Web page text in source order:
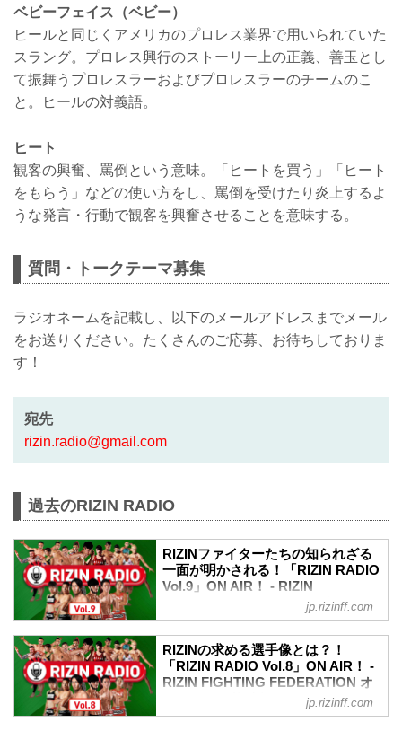
ベビーフェイス（ベビー）
ヒールと同じくアメリカのプロレス業界で用いられていた
スラング。プロレス興行のストーリー上の正義、善玉とし
て振舞うプロレスラーおよびプロレスラーのチームのこ
と。ヒールの対義語。
ヒート
観客の興奮、罵倒という意味。「ヒートを買う」「ヒート
をもらう」などの使い方をし、罵倒を受けたり炎上するよ
うな発言・行動で観客を興奮させることを意味する。
質問・トークテーマ募集
ラジオネームを記載し、以下のメールアドレスまでメール
をお送りください。たくさんのご応募、お待ちしておりま
す！
宛先
rizin.radio@gmail.com
過去のRIZIN RADIO
RIZINファイターたちの知られざる
一面が明かされる！「RIZIN RADIO
Vol.9」ON AIR！ - RIZIN
FIGHTING FEDERATION オフィシ
ャルサイト
RIZIN広報事業部長 笹原圭一とプロレス
格闘技メルマガ Dropkickチャンネルのジ
ャン斉藤氏がお贈りする、RIZINの
Youtubeラジオ番組「RIZIN RADIO」。そ
の時に起きている格闘技の話題や過去の
jp.rizinff.com
RIZINの求める選手像とは？！
「RIZIN RADIO Vol.8」ON AIR！ -
RIZIN FIGHTING FEDERATION オ
jp.rizinff.com